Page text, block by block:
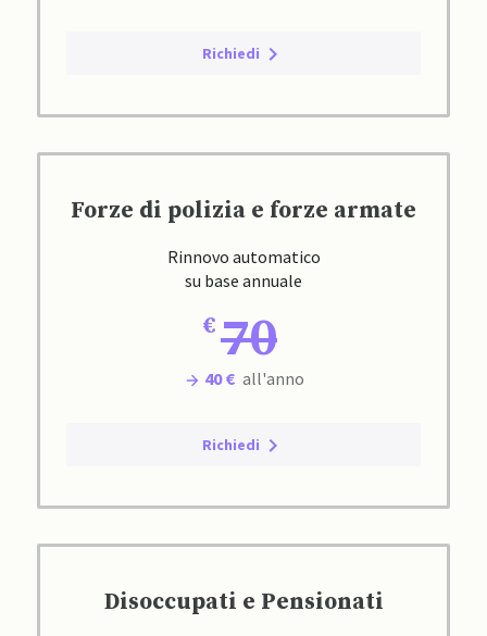
Richiedi
Forze di polizia e forze armate
Rinnovo automatico
su base annuale
70
40 € all'anno
Richiedi
Disoccupati e Pensionati